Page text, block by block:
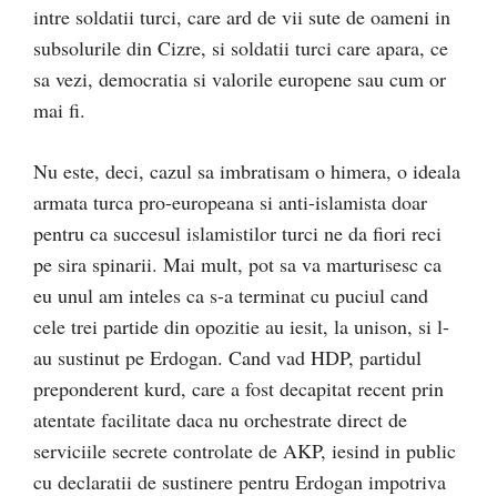
intre soldatii turci, care ard de vii sute de oameni in
subsolurile din Cizre, si soldatii turci care apara, ce
sa vezi, democratia si valorile europene sau cum or
mai fi.
Nu este, deci, cazul sa imbratisam o himera, o ideala
armata turca pro-europeana si anti-islamista doar
pentru ca succesul islamistilor turci ne da fiori reci
pe sira spinarii. Mai mult, pot sa va marturisesc ca
eu unul am inteles ca s-a terminat cu puciul cand
cele trei partide din opozitie au iesit, la unison, si l-
au sustinut pe Erdogan. Cand vad HDP, partidul
preponderent kurd, care a fost decapitat recent prin
atentate facilitate daca nu orchestrate direct de
serviciile secrete controlate de AKP, iesind in public
cu declaratii de sustinere pentru Erdogan impotriva